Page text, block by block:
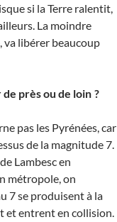
si la Terre ralentit,
La moindre
va libérer beaucoup
près ou de loin ?
pas les Pyrénées, car
de la magnitude 7.
Lambesc en
métropole, on
7 se produisent à la
et entrent en collision.